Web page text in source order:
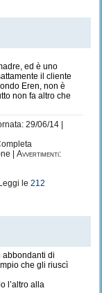
ed è uno
il cliente
Eren, non è
non fa altro che
29/06/14 |
| Avvertimenti:
le 212
abbondanti di
che gli riuscì
l’altro alla